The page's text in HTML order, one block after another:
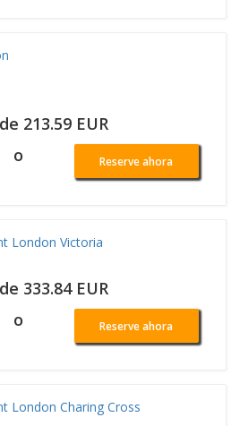
213.59 EUR
o Reserve ahora
London Victoria
333.84 EUR
o Reserve ahora
London Charing Cross